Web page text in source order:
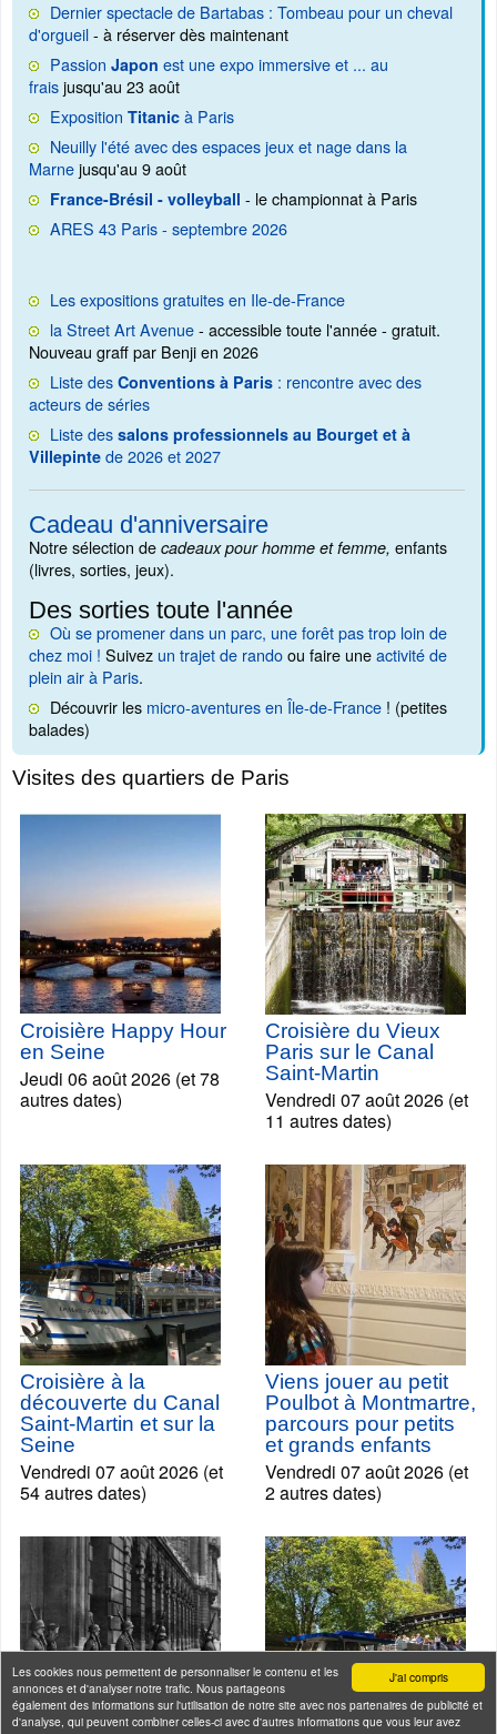
J'ai compris
Les cookies nous permettent de personnaliser le contenu et les
annonces et d'analyser notre trafic. Nous partageons
également des informations sur l'utilisation de notre site avec nos partenaires de publicité et
d'analyse, qui peuvent combiner celles-ci avec d'autres informations que vous leur avez
Dernier spectacle de Bartabas : Tombeau pour un cheval
d'orgueil- à réserver dès maintenant
Passion Japon est une expo immersive et ... au
fraisjusqu'au 23 août
Exposition Titanic à Paris
Neuilly l'été avec des espaces jeux et nage dans la
Marnejusqu'au 9 août
France-Brésil - volleyball - le championnat à Paris
ARES 43 Paris - septembre 2026
Les expositions gratuites en Ile-de-France
la Street Art Avenue- accessible toute l'année - gratuit.
Nouveau graff par Benji en 2026
Liste des Conventions à Paris : rencontre avec des
acteurs de séries
Liste des salons professionnels au Bourget et à
Villepinte de 2026 et 2027
Cadeau d'anniversaire
Notre sélection de cadeaux pour homme et femme, enfants
(livres, sorties, jeux).
Des sorties toute l'année
Où se promener dans un parc, une forêt pas trop loin de
chez moi ! Suivez un trajet de randoou faire uneactivité de
plein air à Paris.
Découvrir les micro-aventures en Île-de-France ! (petites
balades)
Visites des quartiers de Paris
Croisière Happy Hour
en Seine
Jeudi 06 août 2026 (et 78
autres dates)
Croisière du Vieux
Paris sur le Canal
Saint-Martin
Vendredi 07 août 2026 (et
11 autres dates)
Croisière à la
découverte du Canal
Saint-Martin et sur la
Seine
Vendredi 07 août 2026 (et
54 autres dates)
Viens jouer au petit
Poulbot à Montmartre,
parcours pour petits
et grands enfants
Vendredi 07 août 2026 (et
2 autres dates)